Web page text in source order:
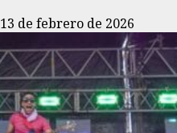
13 de febrero de 2026